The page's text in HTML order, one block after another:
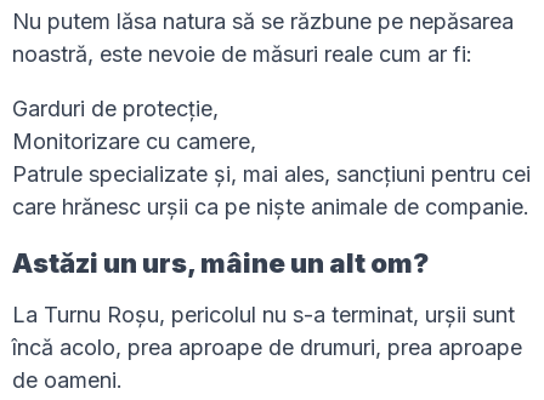
Nu putem lăsa natura să se răzbune pe nepăsarea
noastră, este nevoie de măsuri reale cum ar fi:
Garduri de protecție,
Monitorizare cu camere,
Patrule specializate și, mai ales, sancțiuni pentru cei
care hrănesc urșii ca pe niște animale de companie.
Astăzi un urs, mâine un alt om?
La Turnu Roșu, pericolul nu s-a terminat, urșii sunt
încă acolo, prea aproape de drumuri, prea aproape
de oameni.